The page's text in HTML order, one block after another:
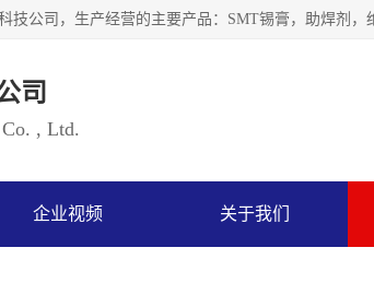
司
Co. , Ltd.
企业视频 关于我们